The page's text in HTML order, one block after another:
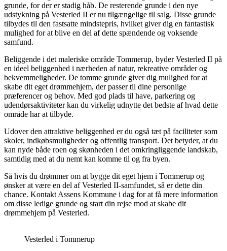
grunde, for der er stadig håb. De resterende grunde i den nye
udstykning på Vesterled II er nu tilgængelige til salg. Disse grunde
tilbydes til den fastsatte mindstepris, hvilket giver dig en fantastisk
mulighed for at blive en del af dette spændende og voksende
samfund.
Beliggende i det maleriske område Tommerup, byder Vesterled II på
en ideel beliggenhed i nærheden af ​​natur, rekreative områder og
bekvemmeligheder. De tomme grunde giver dig mulighed for at
skabe dit eget drømmehjem, der passer til dine personlige
præferencer og behov. Med god plads til have, parkering og
udendørsaktiviteter kan du virkelig udnytte det bedste af hvad dette
område har at tilbyde.
Udover den attraktive beliggenhed er du også tæt på faciliteter som
skoler, indkøbsmuligheder og offentlig transport. Det betyder, at du
kan nyde både roen og skønheden i det omkringliggende landskab,
samtidig med at du nemt kan komme til og fra byen.
Så hvis du drømmer om at bygge dit eget hjem i Tommerup og
ønsker at være en del af Vesterled II-samfundet, så er dette din
chance. Kontakt Assens Kommune i dag for at få mere information
om disse ledige grunde og start din rejse mod at skabe dit
drømmehjem på Vesterled.
Vesterled i Tommerup